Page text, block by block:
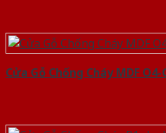
Cửa Gỗ Chống Cháy MDF O4-